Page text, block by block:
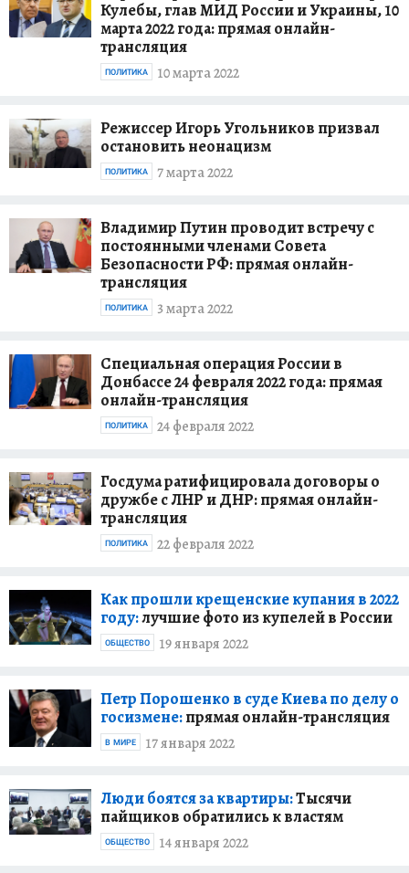
Кулебы, глав МИД России и Украины, 10
марта 2022 года: прямая онлайн-
трансляция
10 марта 2022
ПОЛИТИКА
Режиссер Игорь Угольников призвал
остановить неонацизм
7 марта 2022
ПОЛИТИКА
Владимир Путин проводит встречу с
постоянными членами Совета
Безопасности РФ: прямая онлайн-
трансляция
3 марта 2022
ПОЛИТИКА
Специальная операция России в
Донбассе 24 февраля 2022 года: прямая
онлайн-трансляция
24 февраля 2022
ПОЛИТИКА
Госдума ратифицировала договоры о
дружбе с ЛНР и ДНР: прямая онлайн-
трансляция
22 февраля 2022
ПОЛИТИКА
Как прошли крещенские купания в 2022
году:лучшие фото из купелей в России
19 января 2022
ОБЩЕСТВО
Петр Порошенко в суде Киева по делу о
госизмене:прямая онлайн-трансляция
17 января 2022
В МИРЕ
Люди боятся за квартиры:Тысячи
пайщиков обратились к властям
14 января 2022
ОБЩЕСТВО